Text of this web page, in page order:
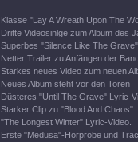
Klasse "Lay A Wreath Upon The
Dritte Videosinlge zum Album des
Superbes "Silence Like The
Netter Trailer zu Anfängen der
Starkes neues Video zum neuen
Neues Album steht vor den Toren
Düsteres "Until The Grave" Lyric-
Starker Clip zu "Blood And Chaos"
"The Longest Winter" Lyric-Video.
Erste "Medusa"-Hörprobe und